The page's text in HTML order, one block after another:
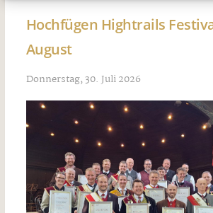
Hochfügen Hightrails
August
Donnerstag, 30. Juli 2026